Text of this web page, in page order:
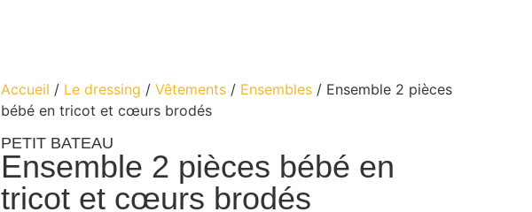
Accueil / Le dressing / Vêtements/ Ensembles/ Ensemble 2 pièces
bébé en tricot et cœurs brodés
PETIT BATEAU
Ensemble 2 pièces bébé en
tricot et cœurs brodés